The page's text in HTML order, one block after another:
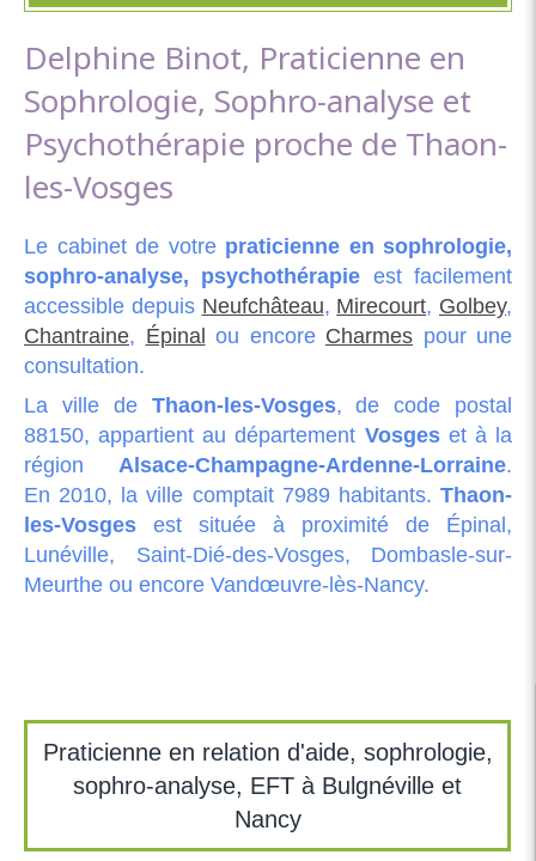
Delphine Binot, Praticienne en
Sophrologie, Sophro-analyse et
Psychothérapie proche de Thaon-
les-Vosges
Le cabinet de votre praticienne en sophrologie,
sophro-analyse, psychothérapie est facilement
accessible depuis Neufchâteau, Mirecourt, Golbey,
Chantraine, Épinal ou encore Charmes pour une
consultation.
La ville de Thaon-les-Vosges, de code postal
88150, appartient au département Vosgeset à la
région Alsace-Champagne-Ardenne-Lorraine.
En 2010, la ville comptait 7989 habitants. Thaon-
les-Vosges est située à proximité de Épinal,
Lunéville, Saint-Dié-des-Vosges, Dombasle-sur-
Meurthe ou encore Vandœuvre-lès-Nancy.
Praticienne en relation d'aide, sophrologie,
sophro-analyse, EFT à Bulgnéville et
Nancy